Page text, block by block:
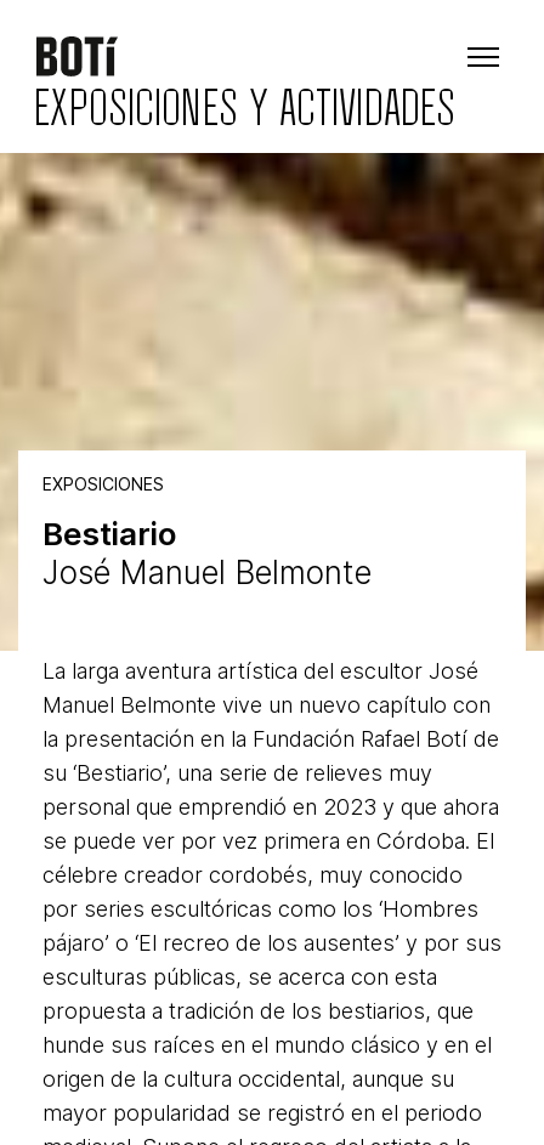
EXPOSICIONES Y ACTIVIDADES
EXPOSICIONES
Bestiario
José Manuel Belmonte
La larga aventura artística del escultor José
Manuel Belmonte vive un nuevo capítulo con
la presentación en la Fundación Rafael Botí de
su ‘Bestiario’, una serie de relieves muy
personal que emprendió en 2023 y que ahora
se puede ver por vez primera en Córdoba. El
célebre creador cordobés, muy conocido
por series escultóricas como los ‘Hombres
pájaro’ o ‘El recreo de los ausentes’ y por sus
esculturas públicas, se acerca con esta
propuesta a tradición de los bestiarios, que
hunde sus raíces en el mundo clásico y en el
origen de la cultura occidental, aunque su
mayor popularidad se registró en el periodo